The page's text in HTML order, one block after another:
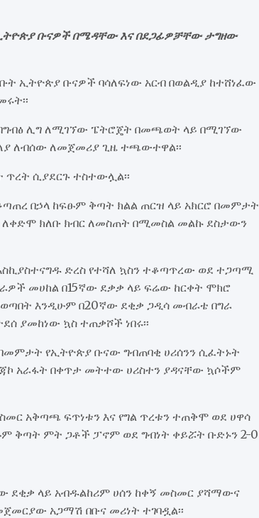
ቡናዎች በሜዳቸው እና በደጋፊዎቻቸው ታግዘው
ኢትዮጵያ ቡናዎች ባሳለፍነው አርብ በወልዲያ ከተሸነፈው
ሊግ ለሚገኘው ፔትሮጄት በመጫወት ላይ በሚገኘው
ለብሰው ለመጀመሪያ ጊዜ ተጫውተዋል፡፡
ሲያደርጉ ተስተውሏል፡፡
በኃላ ከፍፁም ቅጣት ክልል ጠርዝ ላይ አክርሮ በመምታት
ክለቡ ክብር ለመስጠት በሚመስል መልኩ ደስታውን
ድረስ የተሻለ ኳስን ተቆጣጥረው ወደ ተጋጣሚ
መሀከል በ15ኛው ደቃቃ ላይ ፍሬው ከርቀት ሞክሮ
እንዲሁም በ20ኛው ደቂቃ ጋዲሳ መብራቴ በግራ
ያመከነው ኳስ ተጠቃሾች ነበሩ፡፡
የኢትዮጵያ ቡናው ግብጠባቂ ሀሪሰንን ሲፈትኑት
ጃኮ አራፋት በቀጥታ መትተው ሀሪስተን ያዳናቸው ኳሶችም
አቅጣጫ ፍጥነቱን እና የግል ጥረቱን ተጠቅሞ ወደ ሀዋሳ
ቅጣት ምት ጋቶች ፓኖም ወደ ግብነት ቀይሯት ቡድኑን 2-0
ደቂቃ ላይ አብዱልከሪም ሀሰን ከቀኝ መስመር ያሻማውና
አጋማሽ በቡና መሪነት ተገባዷል፡፡